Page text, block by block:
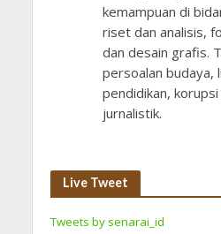
kemampuan di
riset dan analisis,
dan desain grafis.
persoalan budaya,
pendidikan,
jurnalistik.
Live Tweet
Tweets by senarai_id